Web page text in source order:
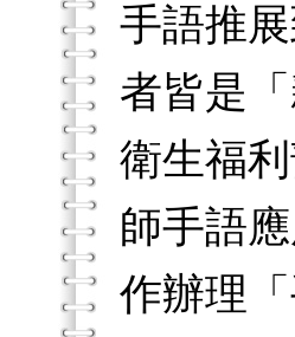
手語推
者皆是
衛生福
師手語
作辦理